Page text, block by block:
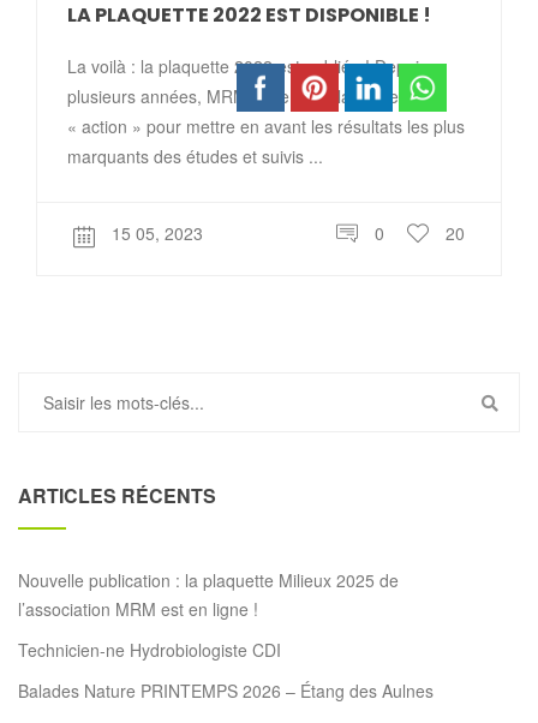
LA PLAQUETTE 2022 EST DISPONIBLE !
La voilà : la plaquette 2022 est publiée ! Depuis
plusieurs années, MRM édite une plaquette
« action » pour mettre en avant les résultats les plus
marquants des études et suivis ...
15 05, 2023 0 20
ARTICLES RÉCENTS
Nouvelle publication : la plaquette Milieux 2025 de
l’association MRM est en ligne !
Technicien-ne Hydrobiologiste CDI
Balades Nature PRINTEMPS 2026 – Étang des Aulnes